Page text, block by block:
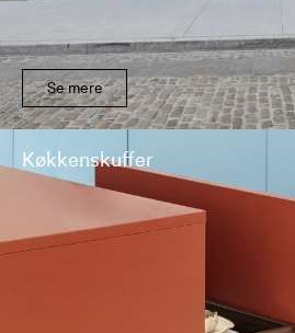
Se mere
Køkkenskuffer